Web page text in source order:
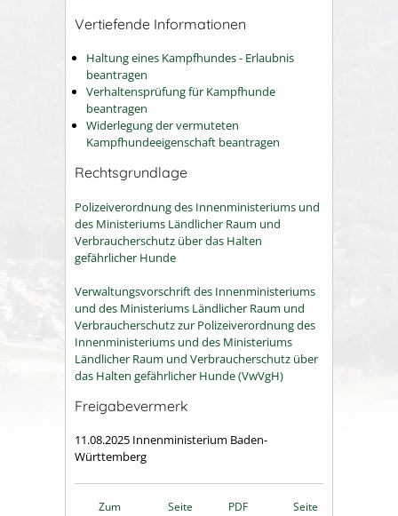
Vertiefende Informationen
Haltung eines Kampfhundes - Erlaubnis
beantragen
Verhaltensprüfung für Kampfhunde
beantragen
Widerlegung der vermuteten
Kampfhundeeigenschaft beantragen
Rechtsgrundlage
Polizeiverordnung des Innenministeriums und
des Ministeriums Ländlicher Raum und
Verbraucherschutz über das Halten
gefährlicher Hunde
Verwaltungsvorschrift des Innenministeriums
und des Ministeriums Ländlicher Raum und
Verbraucherschutz zur Polizeiverordnung des
Innenministeriums und des Ministeriums
Ländlicher Raum und Verbraucherschutz über
das Halten gefährlicher Hunde (VwVgH)
Freigabevermerk
11.08.2025 Innenministerium Baden-
Württemberg
Zum
Seite
PDF
Seite